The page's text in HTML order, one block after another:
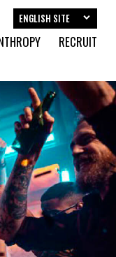
RECRUIT
ENGLISH SITE